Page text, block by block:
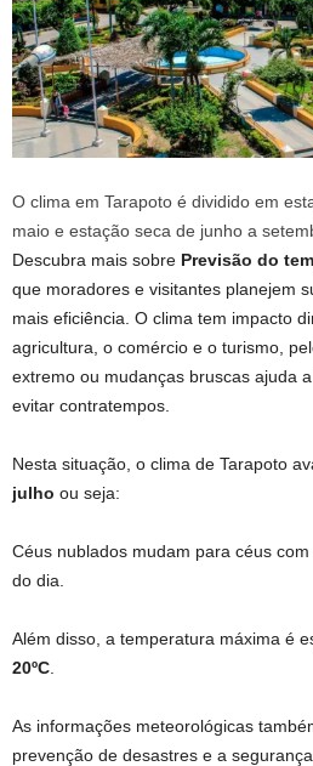
O clima em Tarapoto é dividido em
maio e estação seca de junho a
Descubra mais sobre Previsão do
que moradores e visitantes planejem
mais eficiência. O clima tem impacto
agricultura, o comércio e o turismo,
extremo ou mudanças bruscas ajuda
evitar contratempos.
Nesta situação, o clima de Tarapoto
julho ou seja:
Céus nublados mudam para céus
do dia.
Além disso, a temperatura máxima é
20ºC
As informações meteorológicas
prevenção de desastres e a